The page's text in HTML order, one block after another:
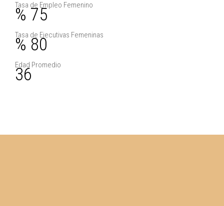
Tasa de Empleo Femenino
% 75
Tasa de Ejecutivas Femeninas
% 80
Edad Promedio
36